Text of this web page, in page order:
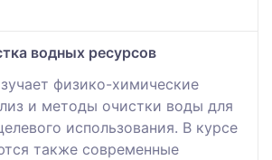
водных ресурсов
физико-химические
и методы очистки воды для
использования. В курсе
также современные